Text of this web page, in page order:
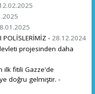
POLİSLERİMİZ - 28.12.2024
projesinden daha
ilk fitili Gazze'de
doğru gelmiştir. -